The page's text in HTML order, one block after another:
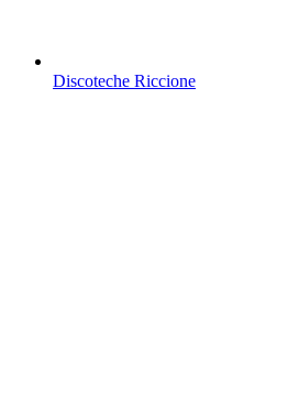
Discoteche Riccione